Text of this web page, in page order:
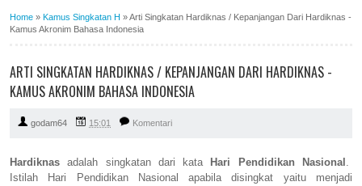
Home » Kamus Singkatan H »Arti Singkatan Hardiknas / Kepanjangan Dari Hardiknas -
Kamus Akronim Bahasa Indonesia
ARTI SINGKATAN HARDIKNAS / KEPANJANGAN DARI HARDIKNAS -
KAMUS AKRONIM BAHASA INDONESIA
godam64 15:01 Komentari
Hardiknas adalah singkatan dari kata Hari Pendidikan Nasional .
Istilah Hari Pendidikan Nasional apabila disingkat yaitu menjadi